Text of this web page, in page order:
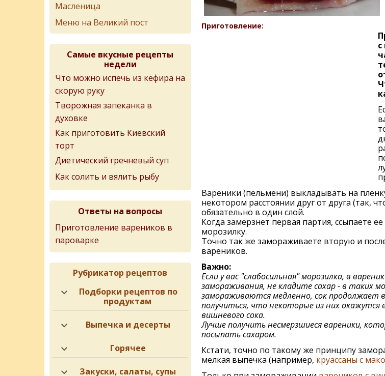
Приготовление:
Вареники (пельмени) выкладывать на
некотором расстоянии друг от друга (так,
обязательно в один слой.
Когда замерзнет первая партия, ссыпаете
морозилку.
Точно так же замораживаете вторую и
вареников.
Важно:
Если у вас "слабосильная" морозилка, в
замораживания, не кладите сахар - в таких
замораживаются медленно, сок продолжает
получиться, что некоторые из них окажутся
вишневого сока.
Лучше получить несмерзшиеся вареники,
посыпать сахаром.
Кстати, точно по такому же принципу
мелкая выпечка (например, круассаны с
Масленица
Меню на Великий пост
Самые вкусные рецепты
недели
Что можно испечь из кефира на
скорую руку
Творожная запеканка в
духовке
Как приготовить Киевский
торт
Диетический гречневый суп
Как солить и вялить рыбу
Ответы на вопросы
Приготовление вареников в
пароварке
Рубрикатор рецептов
Подборки рецептов по
продуктам
Выпечка и десерты
Горячее
Закуски, салаты, супы